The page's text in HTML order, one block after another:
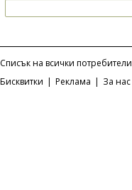
Списък на всички потребители
Бисквитки | Реклама | За нас